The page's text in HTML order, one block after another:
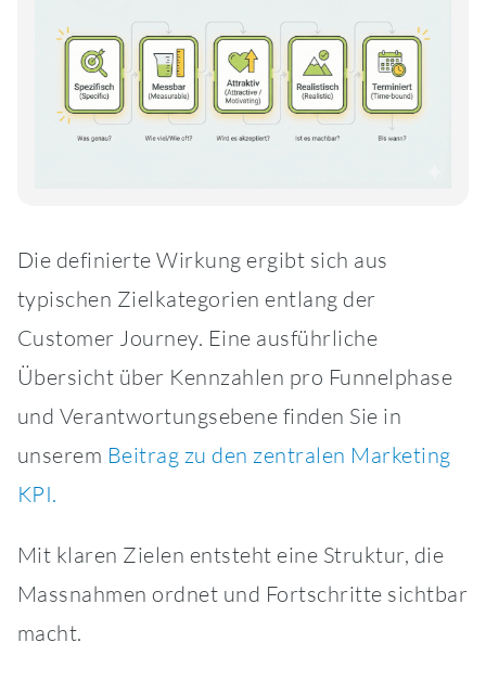
Die definierte Wirkung ergibt sich aus
typischen Zielkategorien entlang der
Customer Journey. Eine ausführliche
Übersicht über Kennzahlen pro Funnelphase
und Verantwortungsebene finden Sie in
unserem Beitrag zu den zentralen Marketing
KPI.
Mit klaren Zielen entsteht eine Struktur, die
Massnahmen ordnet und Fortschritte sichtbar
macht.